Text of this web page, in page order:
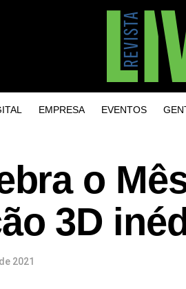
EMPRESA EVENTOS
o
3D
2021